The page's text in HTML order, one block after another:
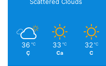
36 ℃
Ç
33 ℃
Ca
32 ℃
C